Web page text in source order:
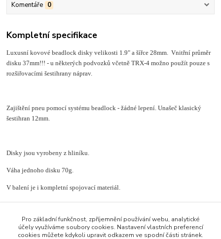
Komentáře 0
Kompletní specifikace
Luxusní kovové beadlock disky velikosti 1.9" a šířce 28mm. Vnitřní průměr
disku 37mm!!! - u některých podvozků včetně TRX-4 možno použít pouze s
rozšiřovacími šestihrany náprav.
Zajištění pneu pomocí systému beadlock - žádné lepení. Unašeč klasický
šestihran 12mm.
Disky jsou vyrobeny z hliníku.
Váha jednoho disku 70g.
V balení je i kompletní spojovací materiál.
Zboží zařazeno v kategoriích
Pro základní funkčnost, zpříjemnění používání webu, analytické
účely využíváme soubory cookies. Nastavení vlastních preferencí
cookies můžete kdykoli upravit odkazem ve spodní části stránek.